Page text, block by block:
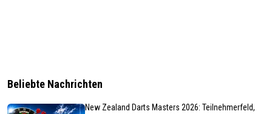
Beliebte Nachrichten
New Zealand Darts Masters 2026: Teilnehmerfeld,